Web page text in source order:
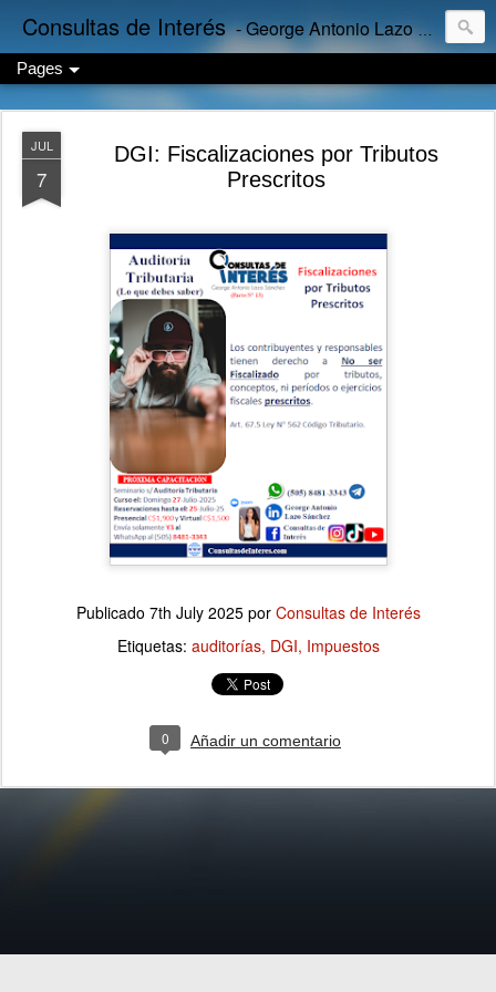
Consultas de Interés - George Antonio Lazo Sánchez
Pages
JUL
7
DGI: Fiscalizaciones por Tributos
Prescritos
Publicado 7th July 2025por Consultas de Interés
Etiquetas: auditorías DGI Impuestos
0 Añadir un comentario